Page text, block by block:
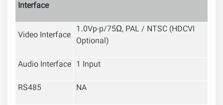
Interface
Video Interface 1.0Vp-p/75Ω, PAL / NTSC (HDCVI
Optional)
Audio Interface 1 Input
RS485
NA